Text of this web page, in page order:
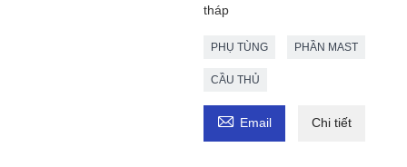
tháp
PHỤ TÙNG
PHẦN MAST
CẦU THỦ
 Email Chi tiết